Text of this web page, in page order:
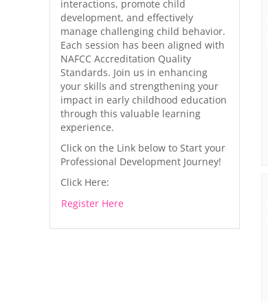
interactions, promote child
development, and effectively
manage challenging child behavior.
Each session has been aligned with
NAFCC Accreditation Quality
Standards. Join us in enhancing
your skills and strengthening your
impact in early childhood education
through this valuable learning
experience.
Click on the Link below to Start your
Professional Development Journey!
Click Here:
Register Here